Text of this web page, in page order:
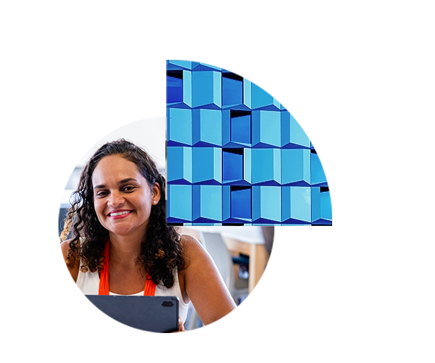
Ten una visibilidad única y precisa de
eficiente con más ventas.